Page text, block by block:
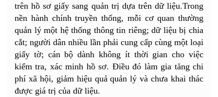
trên hồ sơ giấy sang quản trị dựa trên dữ liệu.Trong
nền hành chính truyền thống, mỗi cơ quan thường
quản lý một hệ thống thông tin riêng; dữ liệu bị chia
cắt; người dân nhiều lần phải cung cấp cùng một loại
giấy tờ; cán bộ dành không ít thời gian cho việc
kiểm tra, xác minh hồ sơ. Điều đó làm gia tăng chi
phí xã hội, giảm hiệu quả quản lý và chưa khai thác
được giá trị của dữ liệu.